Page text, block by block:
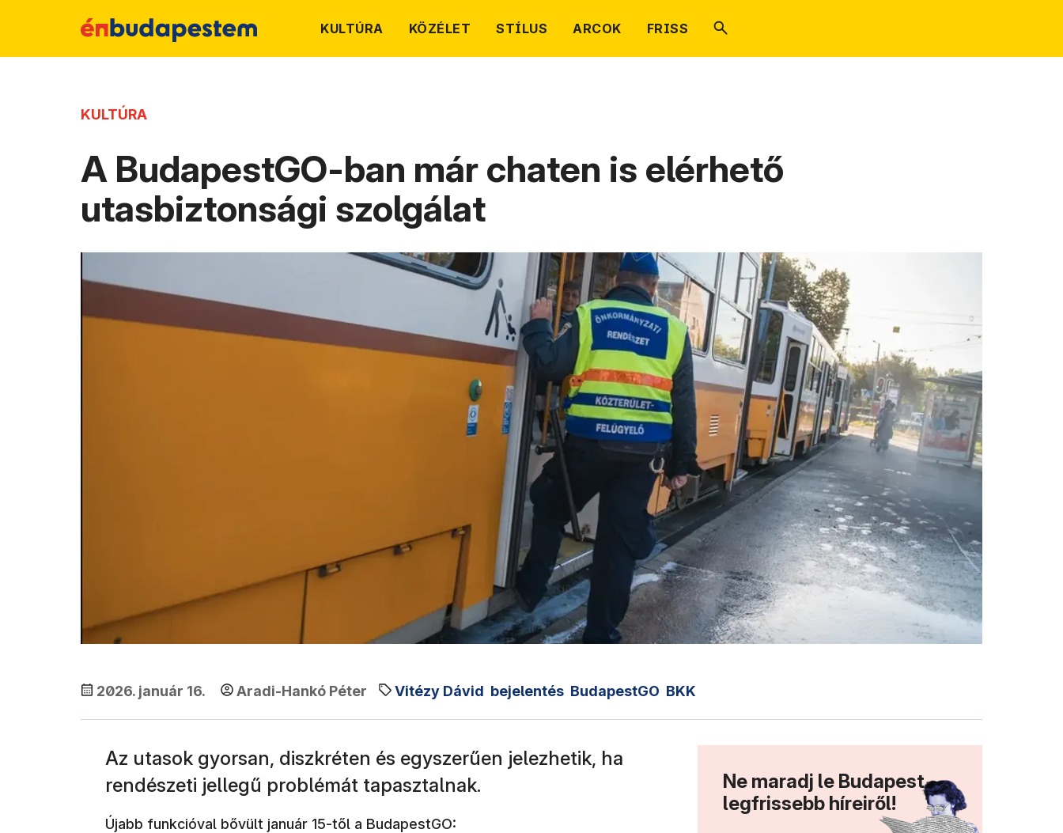
KULTÚRA KÖZÉLET STÍLUS ARCOK FRISS
KULTÚRA
A BudapestGO-ban már chaten is elérhető
utasbiztonsági szolgálat
2026. január 16. Aradi-Hankó Péter Vitézy Dávid bejelentés BudapestGO BKK
Az utasok gyorsan, diszkréten és egyszerűen jelezhetik, ha
rendészeti jellegű problémát tapasztalnak.
Újabb funkcióval bővült január 15-től a BudapestGO:
Ne maradj le Budapest
legfrissebb híreiről!